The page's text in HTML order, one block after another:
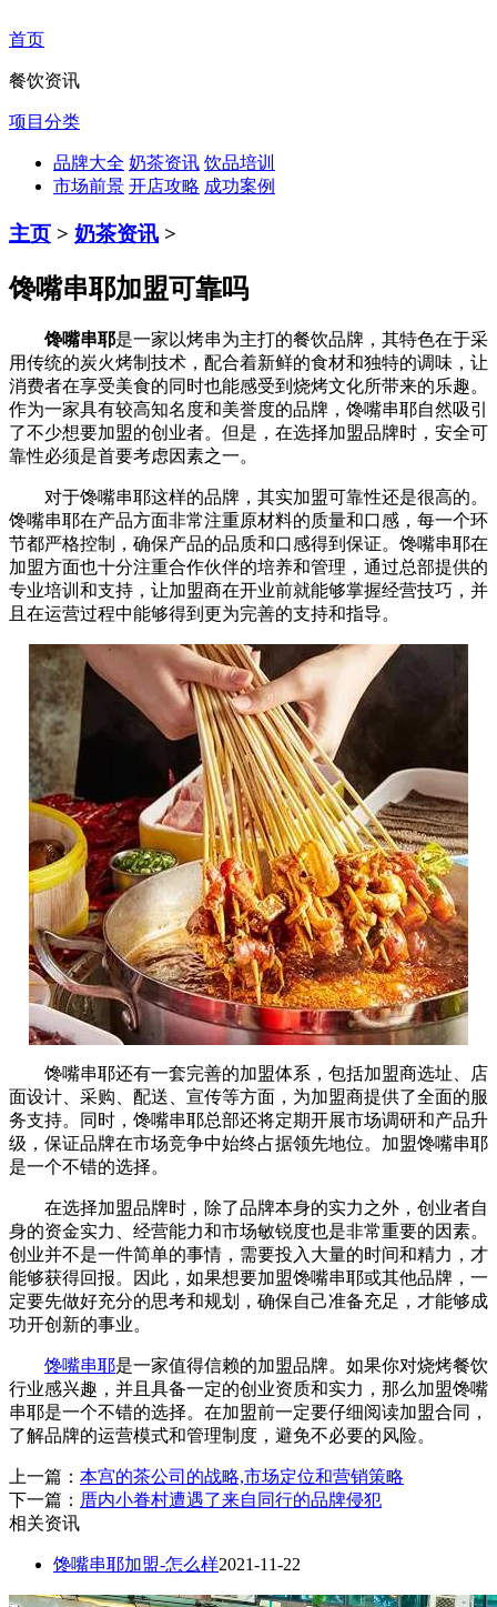
首页
餐饮资讯
项目分类
品牌大全 奶茶资讯 饮品培训
市场前景 开店攻略 成功案例
主页 > 奶茶资讯 >
馋嘴串耶加盟可靠吗
馋嘴串耶是一家以烤串为主打的餐饮品牌，其特色在于采
用传统的炭火烤制技术，配合着新鲜的食材和独特的调味，让
消费者在享受美食的同时也能感受到烧烤文化所带来的乐趣。
作为一家具有较高知名度和美誉度的品牌，馋嘴串耶自然吸引
了不少想要加盟的创业者。但是，在选择加盟品牌时，安全可
靠性必须是首要考虑因素之一。
对于馋嘴串耶这样的品牌，其实加盟可靠性还是很高的。
馋嘴串耶在产品方面非常注重原材料的质量和口感，每一个环
节都严格控制，确保产品的品质和口感得到保证。馋嘴串耶在
加盟方面也十分注重合作伙伴的培养和管理，通过总部提供的
专业培训和支持，让加盟商在开业前就能够掌握经营技巧，并
且在运营过程中能够得到更为完善的支持和指导。
馋嘴串耶还有一套完善的加盟体系，包括加盟商选址、店
面设计、采购、配送、宣传等方面，为加盟商提供了全面的服
务支持。同时，馋嘴串耶总部还将定期开展市场调研和产品升
级，保证品牌在市场竞争中始终占据领先地位。加盟馋嘴串耶
是一个不错的选择。
在选择加盟品牌时，除了品牌本身的实力之外，创业者自
身的资金实力、经营能力和市场敏锐度也是非常重要的因素。
创业并不是一件简单的事情，需要投入大量的时间和精力，才
能够获得回报。因此，如果想要加盟馋嘴串耶或其他品牌，一
定要先做好充分的思考和规划，确保自己准备充足，才能够成
功开创新的事业。
馋嘴串耶是一家值得信赖的加盟品牌。如果你对烧烤餐饮
行业感兴趣，并且具备一定的创业资质和实力，那么加盟馋嘴
串耶是一个不错的选择。在加盟前一定要仔细阅读加盟合同，
了解品牌的运营模式和管理制度，避免不必要的风险。
上一篇： 本宫的茶公司的战略,市场定位和营销策略
下一篇： 厝内小眷村遭遇了来自同行的品牌侵犯
相关资讯
馋嘴串耶加盟-怎么样2021-11-22